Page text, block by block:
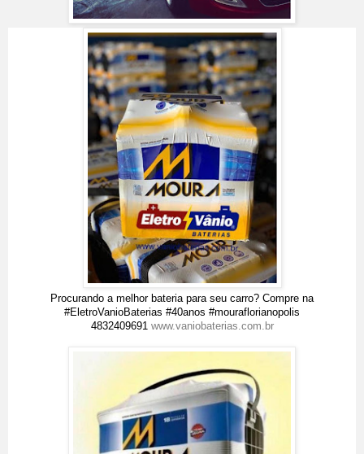
Procurando a melhor bateria para seu carro? Compre na
#EletroVanioBaterias #40anos #mouraflorianopolis
4832409691 www.vaniobaterias.com.br